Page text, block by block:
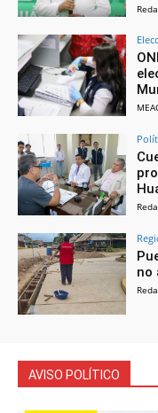
no
AVISO POLÍTICO